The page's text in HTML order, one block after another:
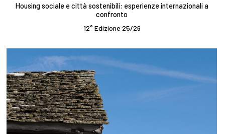
Housing sociale e città sostenibili: esperienze internazionali a
confronto
12° Edizione 25/26